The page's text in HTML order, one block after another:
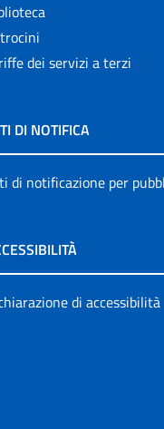
dei servizi a terzi
DI NOTIFICA
di notificazione per
di accessibilità